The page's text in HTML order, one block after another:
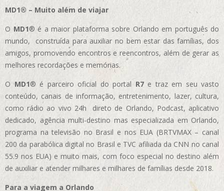
MD1® – Muito além de viajar
O MD1® é a maior plataforma sobre Orlando em português do
mundo, construída para auxiliar no bem estar das famílias, dos
amigos, promovendo encontros e reencontros, além de gerar as
melhores recordações e memórias.
OMD1® é parceiro oficial do portal R7e traz em seu vasto
conteúdo, canais de informação, entretenimento, lazer, cultura,
como rádio ao vivo 24h direto de Orlando, Podcast, aplicativo
dedicado, agência multi-destino mas especializada em Orlando,
programa na televisão no Brasil e nos EUA (BRTVMAX – canal
200 da parabólica digital no Brasil e TVC afiliada da CNN no canal
55.9 nos EUA) e muito mais, com foco especial no destino além
de auxiliar e atender milhares e milhares de famílias desde 2018.
Para a viagem a Orlando